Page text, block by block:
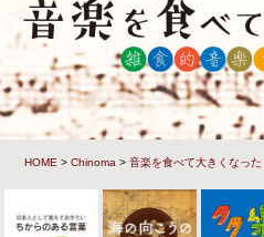
HOME >Chinoma >音楽を食べて大きくなった